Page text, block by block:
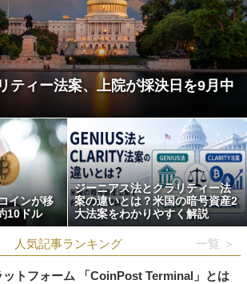
ティー法案、上院が採決日を9月中
インが移
10ドル
ジーニアス法とクラリティー法
案の違いとは？米国の暗号資産2
大法案をわかりやすく解説
人気記事ランキング 一覧 ＞
トフォーム 「CoinPost Terminal」とは